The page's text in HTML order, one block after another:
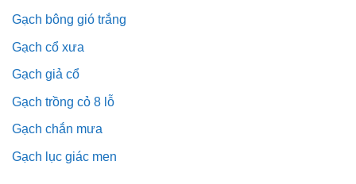
Gạch bông gió trắng
Gạch cổ xưa
Gạch giả cổ
Gạch trồng cỏ 8 lỗ
Gạch chắn mưa
Gạch lục giác men